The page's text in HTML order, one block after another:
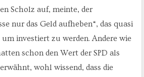
Scholz auf, meinte, der
nur das Geld aufheben“, das quasi
investiert zu werden. Andere wie
schon den Wert der SPD als
wohl wissend, dass die